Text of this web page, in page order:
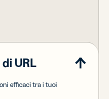
URL
efficaci tra i tuoi